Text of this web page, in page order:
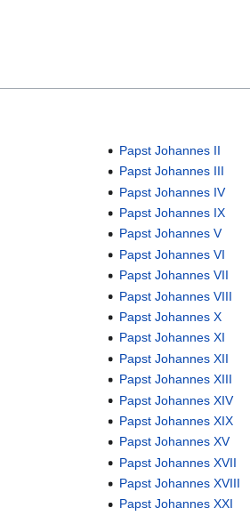
Papst Johannes II
Papst Johannes III
Papst Johannes IV
Papst Johannes IX
Papst Johannes V
Papst Johannes VI
Papst Johannes VII
Papst Johannes VIII
Papst Johannes X
Papst Johannes XI
Papst Johannes XII
Papst Johannes XIII
Papst Johannes XIV
Papst Johannes XIX
Papst Johannes XV
Papst Johannes XVII
Papst Johannes XVIII
Papst Johannes XXI